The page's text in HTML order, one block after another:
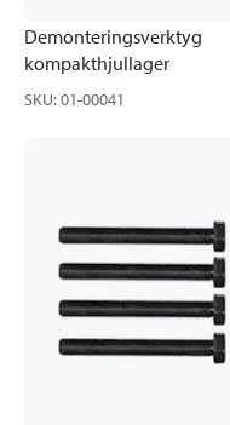
Demonteringsverktyg
kompakthjullager
SKU:01-00041